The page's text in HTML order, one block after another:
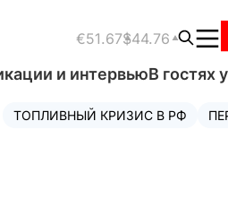
€51.67$44.76
и интервьюВ гостях
ТОПЛИВНЫЙ КРИЗИС В РФ